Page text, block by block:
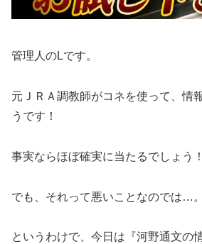
管理人のLです。
元ＪＲＡ調教師がコネを使って、情
うです！
事実ならほぼ確実に当たるでしょう！
でも、それって悪いことなのでは…。
というわけで、今日は『河野通文の